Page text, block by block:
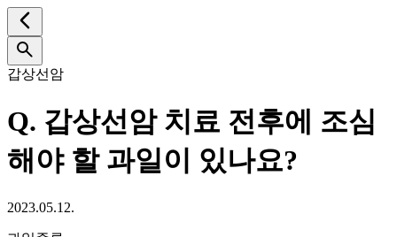
갑상선암
Q. 갑상선암 치료 전후에 조심
해야 할 과일이 있나요?
2023.05.12.